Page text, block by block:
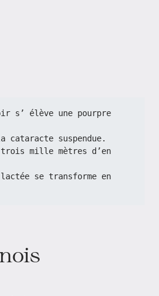
s’ élève une pourpre
suspendue.
mille mètres d’en
se transforme en